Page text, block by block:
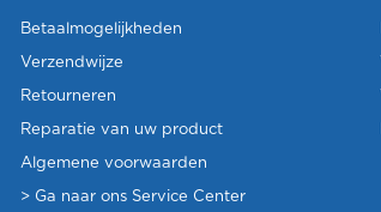
Betaalmogelijkheden
Verzendwijze
Retourneren
Reparatie van uw product
Algemene voorwaarden
> Ga naar ons Service Center